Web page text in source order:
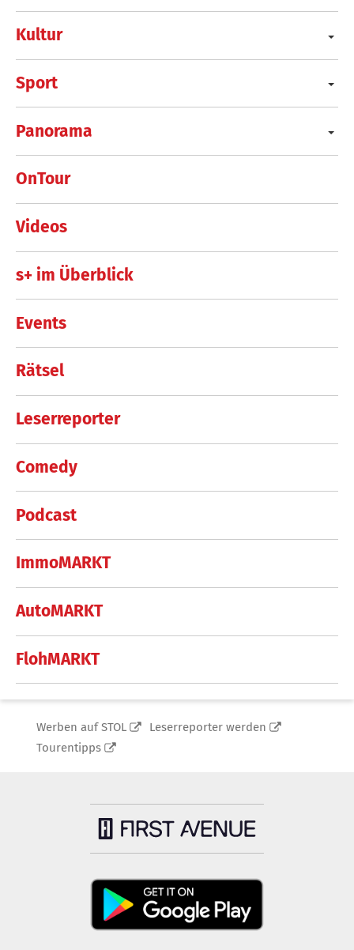
Kultur
Sport
Panorama
OnTour
Videos
s+ im Überblick
Events
Rätsel
Leserreporter
Comedy
Podcast
ImmoMARKT
AutoMARKT
FlohMARKT
Werben auf STOL
Leserreporter werden
Tourentipps